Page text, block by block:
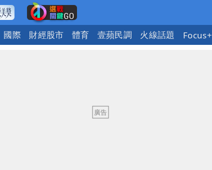
國際 財經股市 體育 壹蘋民調 火線話題 Focus+